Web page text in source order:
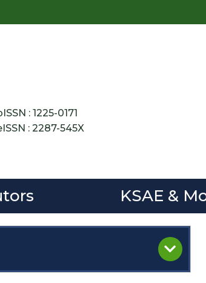
: 1225-0171
: 2287-545X
KSAE &